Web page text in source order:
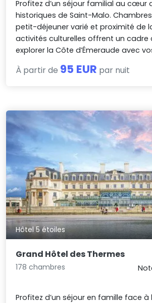
Profitez d’un séjour familial au cœur
historiques de Saint-Malo.
petit-déjeuner varié et proximité de
activités culturelles offrent un cadre
explorer la Côte d’Émeraude avec
À partir de 95 EUR par nuit
Hôtel 5 étoiles
Grand Hôtel des Thermes
178 chambres
Profitez d’un séjour en famille face à